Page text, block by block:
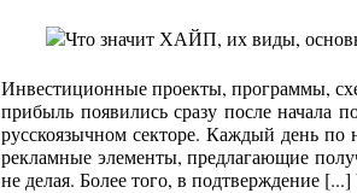
Инвестиционные проекты, программы,
прибыль появились сразу после начала
русскоязычном секторе. Каждый день по
рекламные элементы, предлагающие
не делая. Более того, в подтверждение